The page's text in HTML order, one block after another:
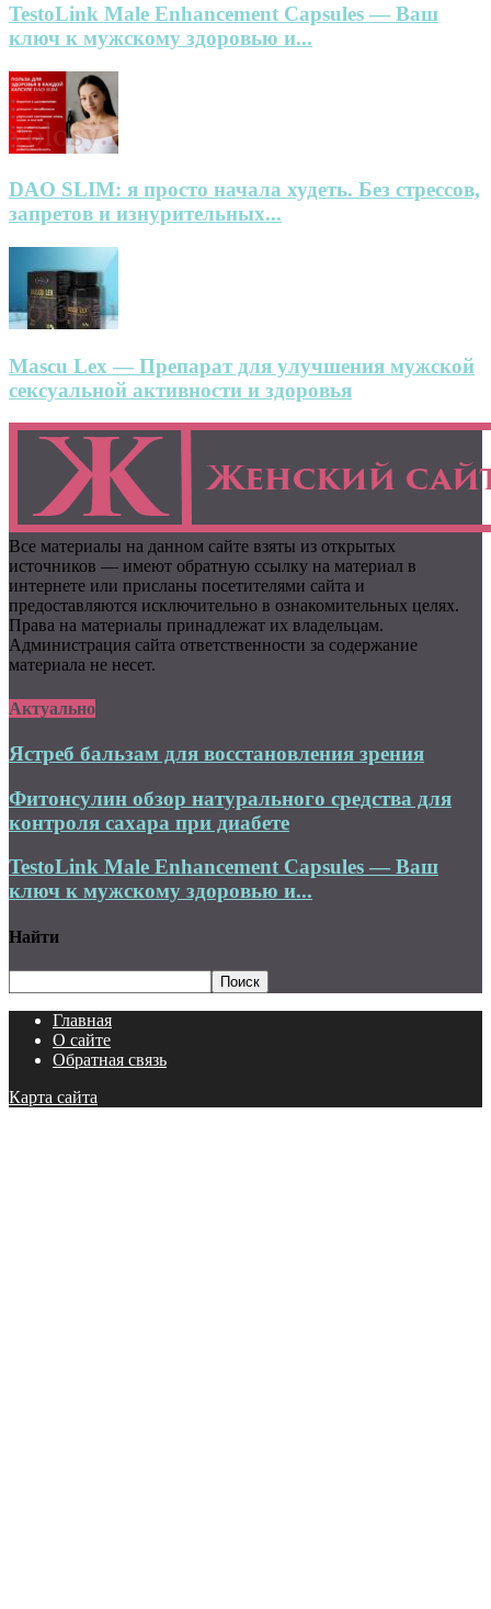
TestoLink Male Enhancement Capsules — Ваш
ключ к мужскому здоровью и...
DAO SLIM: я просто начала худеть. Без стрессов,
запретов и изнурительных...
Mascu Lex — Препарат для улучшения мужской
сексуальной активности и здоровья
Все материалы на данном сайте взяты из открытых
источников — имеют обратную ссылку на материал в
интернете или присланы посетителями сайта и
предоставляются исключительно в ознакомительных целях.
Права на материалы принадлежат их владельцам.
Администрация сайта ответственности за содержание
материала не несет.
Актуально
Ястреб бальзам для восстановления зрения
Фитонсулин обзор натурального средства для
контроля сахара при диабете
TestoLink Male Enhancement Capsules — Ваш
ключ к мужскому здоровью и...
Найти
Главная
О сайте
Обратная связь
Карта сайта